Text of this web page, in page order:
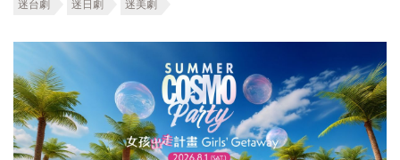
迷台劇 迷日劇 迷美劇